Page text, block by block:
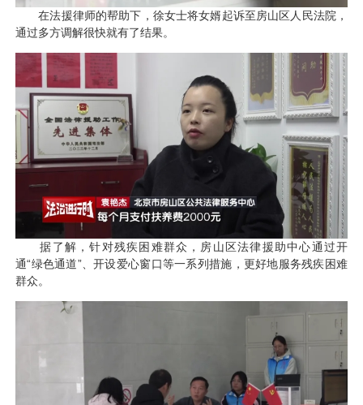
在法援律师的帮助下，徐女士将女婿起诉至房山区人民法院，
通过多方调解很快就有了结果。
据了解，针对残疾困难群众，房山区法律援助中心通过开
通“绿色通道”、开设爱心窗口等一系列措施，更好地服务残疾困难
群众。